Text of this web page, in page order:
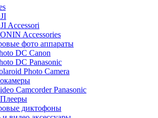
Accessori
Accessories
фото аппараты
DC Canon
DC Panasonic
Photo Camera
Camcorder Panasonic
диктофоны